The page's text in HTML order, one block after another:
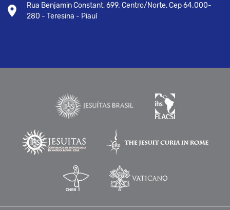
Rua Benjamin Constant, 699. Centro/Norte, Cep 64.000-
280 - Teresina - Piauí